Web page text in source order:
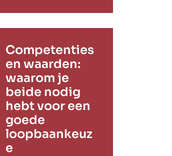
Competenties
en waarden:
waarom je
beide nodig
hebt voor een
goede
loopbaankeuz
e